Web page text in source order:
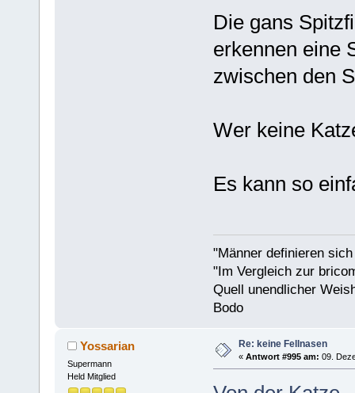
Die gans
erkennen eine
zwischen den
Wer keine
Es kann so
"Männer definieren
"Im Vergleich zur
Quell unendlicher
Bodo
Yossarian
Supermann
Held Mitglied
Re: keine Fellnasen
« Antwort #995 am: 09.